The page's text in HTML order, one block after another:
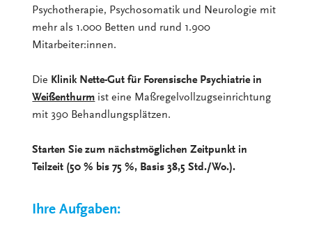
Psychotherapie, Psychosomatik und Neurologie mit
mehr als 1.000 Betten und rund 1.900
Mitarbeiter:innen.
Die Klinik Nette-Gut für Forensische Psychiatrie in
Weißenthurm ist eine Maßregelvollzugseinrichtung
mit 390 Behandlungsplätzen.
Starten Sie zum nächstmöglichen Zeitpunkt in
Teilzeit (50 % bis 75 %, Basis 38,5 Std./Wo.).
Ihre Aufgaben: